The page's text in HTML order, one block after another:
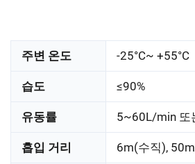
주변 온도 -25°C~ +55°C
습도 ≤90%
유동률 5~60L/min
흡입 거리 6m(수직),